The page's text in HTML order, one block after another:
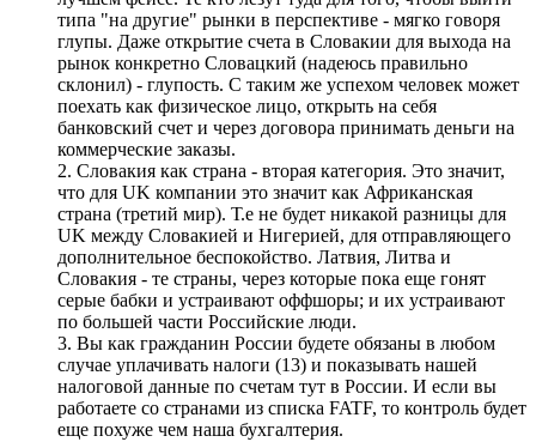
типа "на другие" рынки в перспективе - мягко говоря
глупы. Даже открытие счета в Словакии для выхода на
рынок конкретно Словацкий (надеюсь правильно
склонил) - глупость. С таким же успехом человек может
поехать как физическое лицо, открыть на себя
банковский счет и через договора принимать деньги на
коммерческие заказы.
2. Словакия как страна - вторая категория. Это значит,
что для UK компании это значит как Африканская
страна (третий мир). Т.е не будет никакой разницы для
UK между Словакией и Нигерией, для отправляющего
дополнительное беспокойство. Латвия, Литва и
Словакия - те страны, через которые пока еще гонят
серые бабки и устраивают оффшоры; и их устраивают
по большей части Российские люди.
3. Вы как гражданин России будете обязаны в любом
случае уплачивать налоги (13) и показывать нашей
налоговой данные по счетам тут в России. И если вы
работаете со странами из списка FATF, то контроль будет
еще похуже чем наша бухгалтерия.